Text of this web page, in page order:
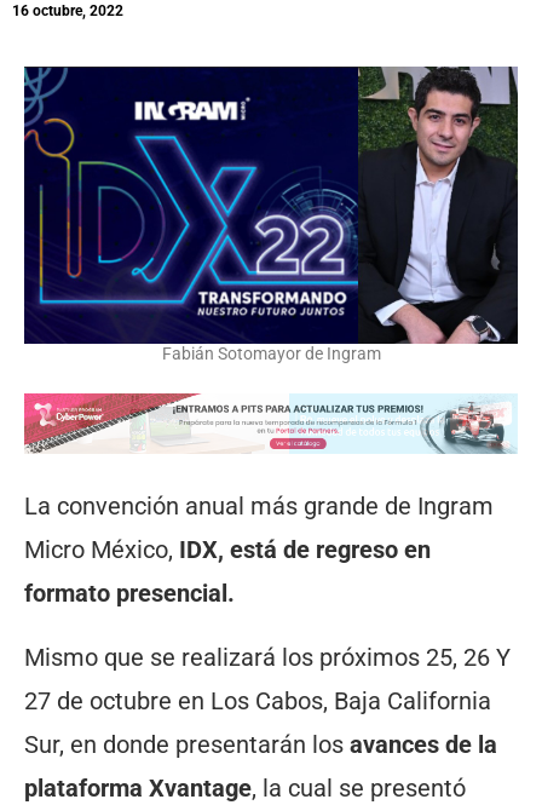
16 octubre, 2022
Fabián Sotomayor de Ingram
La convención anual más grande de Ingram
Micro México, IDX, está de regreso en
formato presencial.
Mismo que se realizará los próximos 25, 26 Y
27 de octubre en Los Cabos, Baja California
Sur, en donde presentarán los avances de la
plataforma Xvantage, la cual se presentó